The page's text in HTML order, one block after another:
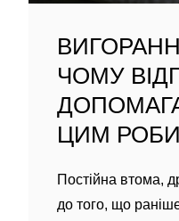
ЧОМУ
ЦИМ
Постійна втома,
до того, що